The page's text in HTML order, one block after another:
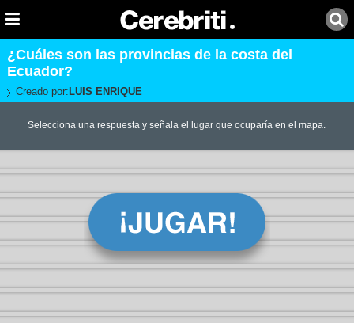
¿Cuáles son las provincias de la costa del
Ecuador?
Creado por: LUIS ENRIQUE
Selecciona una respuesta y señala el lugar que ocuparía en el mapa.